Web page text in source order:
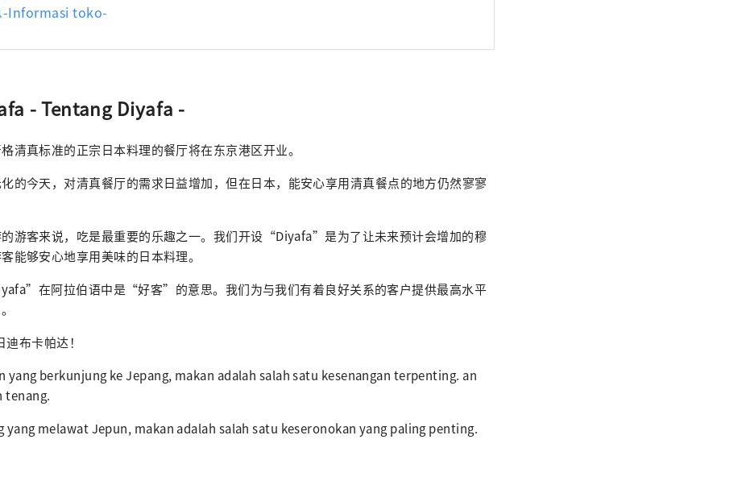
待。 清真寿喜烧餐厅 Diyafa * 地址：东京都港区芝2-18-4 NO大厦2楼 * 营业
* 网站（预订）：https://www.halal-diyafa.tokyo/ * 咨询：info@halal-
-Informasi toko-
- Tentang Diyafa -
清真标准的正宗日本料理的餐厅将在东京港区开业。
的今天，对清真餐厅的需求日益增加，但在日本，能安心享用清真餐点的地方仍然寥寥
游客来说，吃是最重要的乐趣之一。我们开设“Diyafa”是为了让未来预计会增加的穆
能够安心地享用美味的日本料理。
在阿拉伯语中是“好客”的意思。我们为与我们有着良好关系的客户提供最高水平
布卡帕达！
yang berkunjung ke Jepang, makan adalah salah satu kesenangan terpenting. an
tenang.
yang melawat Jepun, makan adalah salah satu keseronokan yang paling penting.